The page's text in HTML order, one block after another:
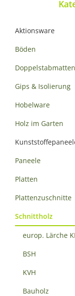
Aktionsware
Böden
Doppelstabmatten
Gips & Isolierung
Hobelware
Holz im Garten
Paneele
Platten
Plattenzuschnitte
Schnittholz
europ. Lärche
BSH
KVH
Bauholz